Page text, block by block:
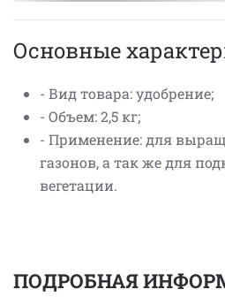
Основные
- Вид товара: удобрение;
- Объем: 2,5 кг;
- Применение: для
газонов, а так же для
вегетации.
ПОДРОБНАЯ